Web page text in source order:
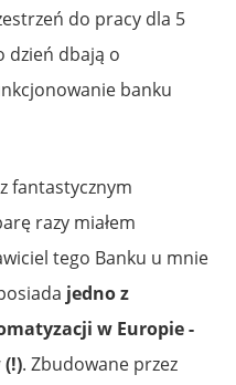
do pracy dla 5
dzień dbają o
banku
fantastycznym
razy miałem
tego Banku u mnie
jedno z
w Europie -
(!). Zbudowane przez